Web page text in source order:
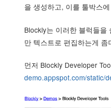
을 생성하고, 이를 툴박스
Blockly는 이러한 블럭들을
만 텍스트로 편집하는게
먼저 Blockly Developer
demo.appspot.com/static/